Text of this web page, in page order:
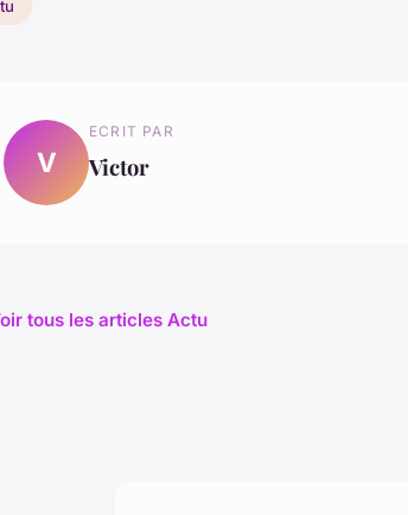
V
ECRIT PAR
Victor
tous les articles Actu